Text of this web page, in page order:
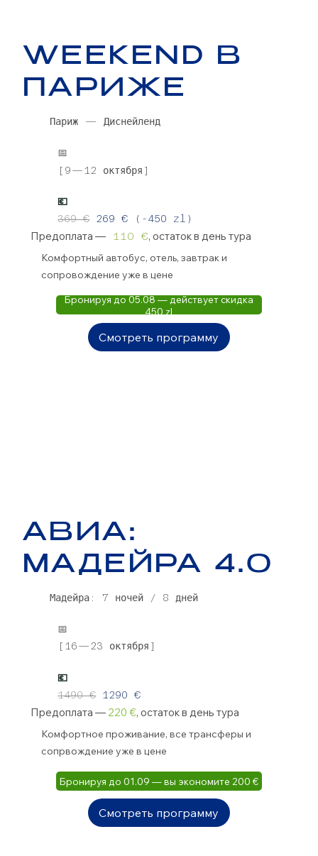
WEEKEND В
ПАРИЖЕ
Париж — Диснейленд
📅
[9—12 октября]
💶
369 €
269 € (-450 zl)
Предоплата —110 €, остаток в день тура
Комфортный автобус, отель, завтрак и
сопровождение уже в цене
Бронируя до 05.08 — действует скидка
450 zl
Смотреть программу
АВИА:
МАДЕЙРА 4.0
Мадейра: 7 ночей / 8 дней
📅
[16—23 октября]
💶
1490 €
1290 €
Предоплата —220 €, остаток в день тура
Комфортное проживание, все трансферы и
сопрвождение уже в цене
Бронируя до 01.09 — вы экономите 200 €
Смотреть программу